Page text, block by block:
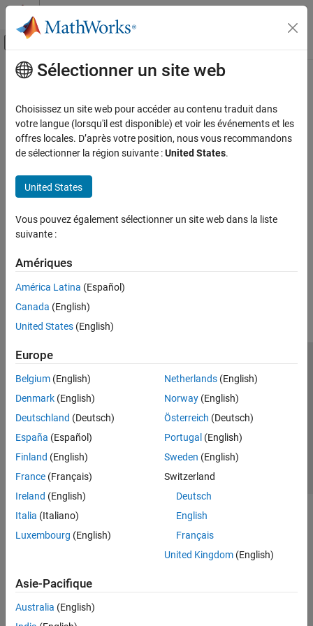
Passer au contenu
Activer/désactiver l'affichage du menu
Accueil de la documentation
Contenu principal
How useful was this information?
Sélectionner un site web
Choisissez un site web pour accéder au contenu traduit dans
votre langue (lorsqu'il est disponible) et voir les événements et les
offres locales. D’après votre position, nous vous recommandons
de sélectionner la région suivante :United States.
United States
Vous pouvez également sélectionner un site web dans la liste
suivante :
Amériques
América Latina (Español)
Canada (English)
United States (English)
Europe
Belgium (English)
Denmark (English)
Deutschland (Deutsch)
España (Español)
Finland (English)
France (Français)
Ireland (English)
Italia (Italiano)
Luxembourg (English)
Netherlands(English)
Norway(English)
Österreich (Deutsch)
Portugal (English)
Sweden (English)
Switzerland
Deutsch
English
Français
United Kingdom(English)
Asie-Pacifique
Australia (English)
Lutte anti-piratage
Contacts locaux
© 1994-2026 The MathWorks, Inc.